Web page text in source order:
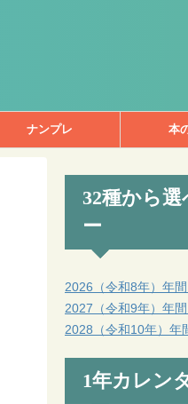
ナンプレ 本
32種から
ー
2026（令和8年）年
2027（令和9年）年
2028（令和10年）年
1年カレン